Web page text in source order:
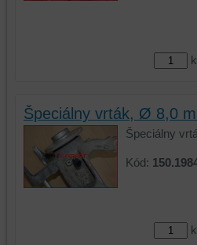
Špeciálny vrták, Ø 8,0
Špeciálny
Kód: